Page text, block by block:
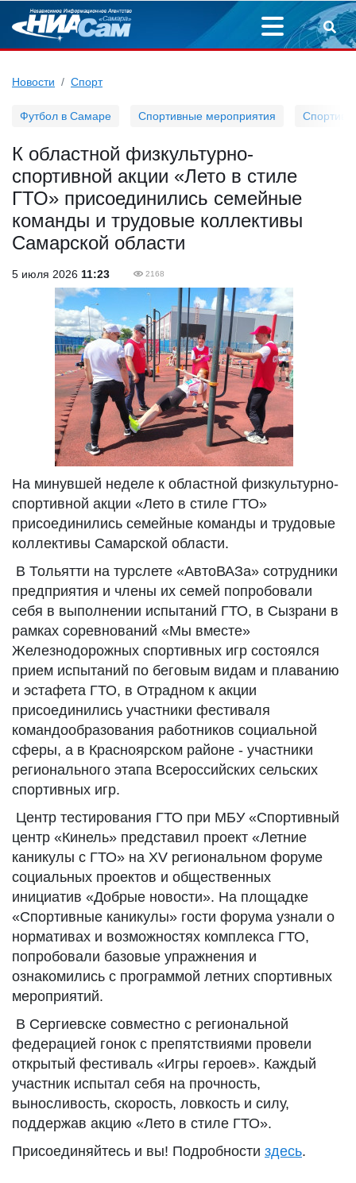
Новости Спорт
Футбол в Самаре Спортивные мероприятия
К областной физкультурно-
спортивной акции «Лето в стиле
ГТО» присоединились семейные
команды и трудовые коллективы
Самарской области
5 июля 2026 11:23 2168
На минувшей неделе к областной физкультурно-
спортивной акции «Лето в стиле ГТО»
присоединились семейные команды и трудовые
коллективы Самарской области.
В Тольятти на турслете «АвтоВАЗа» сотрудники
предприятия и члены их семей попробовали
себя в выполнении испытаний ГТО, в Сызрани в
рамках соревнований «Мы вместе»
Железнодорожных спортивных игр состоялся
прием испытаний по беговым видам и плаванию
и эстафета ГТО, в Отрадном к акции
присоединились участники фестиваля
командообразования работников социальной
сферы, а в Красноярском районе - участники
регионального этапа Всероссийских сельских
спортивных игр.
Центр тестирования ГТО при МБУ «Спортивный
центр «Кинель» представил проект «Летние
каникулы с ГТО» на XV региональном форуме
социальных проектов и общественных
инициатив «Добрые новости». На площадке
«Спортивные каникулы» гости форума узнали о
нормативах и возможностях комплекса ГТО,
попробовали базовые упражнения и
ознакомились с программой летних спортивных
мероприятий.
В Сергиевске совместно с региональной
федерацией гонок с препятствиями провели
открытый фестиваль «Игры героев». Каждый
участник испытал себя на прочность,
выносливость, скорость, ловкость и силу,
поддержав акцию «Лето в стиле ГТО».
Присоединяйтесь и вы! Подробности здесь.